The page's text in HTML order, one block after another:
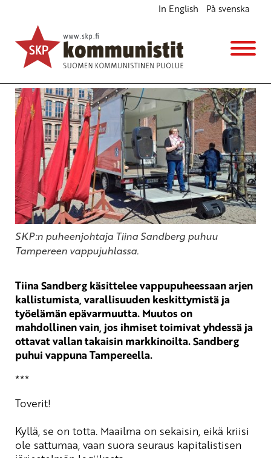
In English På svenska
SKP:n puheenjohtaja Sandberg: On valittava joko
markkinoiden valta tai kansan valta
Ajankohtaista
1.5.2026 - 16:32
Tiina Sandberg
SKP:n puheenjohtaja Tiina Sandberg puhuu
Tampereen vappujuhlassa.
Tiina Sandberg käsittelee vappupuheessaan arjen
kallistumista, varallisuuden keskittymistä ja
työelämän epävarmuutta. Muutos on
mahdollinen vain, jos ihmiset toimivat yhdessä ja
ottavat vallan takaisin markkinoilta. Sandberg
puhui vappuna Tampereella.
***
Toverit!
Kyllä, se on totta. Maailma on sekaisin, eikä kriisi
ole sattumaa, vaan suora seuraus kapitalistisen